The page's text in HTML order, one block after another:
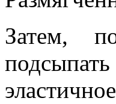
Затем,